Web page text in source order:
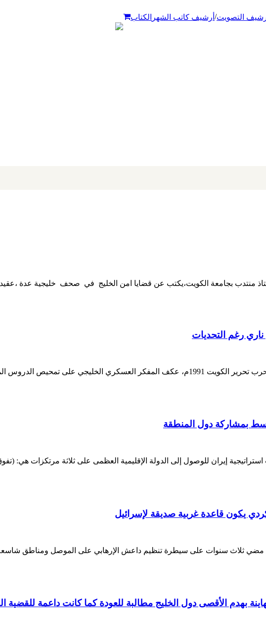
التصويت/ أرشيف كاتب الشهر الكتاب
منتدب بجامعة الكويت،يكتب عن قضايا امن الخليج في صحف خليجية عدة ،عقيد
الدكتور ظافر محمد العجمي مدير مجموعة مراقبة الخليج بعد حرب تحرير الكويت 1991م، عكف المفكر
بمشاركة دول المنطقة
إيران للوصول إلى الدولة الإقليمية العظمى على ثلاثة مرتكزات
يكون قاعدة غربية صديقة لإسرائيل
ثلاث سنوات على سيطرة تنظيم داعش الإرهابي على الموصل ومناطق شاسعة
بهدم الأقصى دول الخليج مطالبة للعودة كما كانت داعمة